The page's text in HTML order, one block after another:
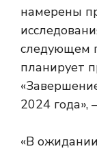
намерены
следующем
планирует
2024 года»,
«В